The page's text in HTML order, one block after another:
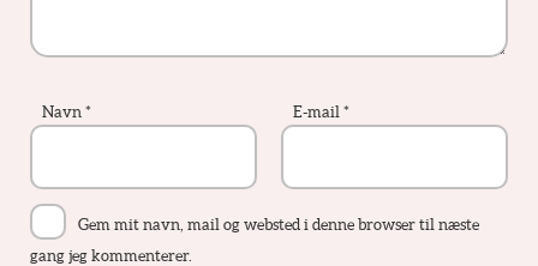
Navn * E-mail *
Gem mit navn, mail og websted i denne browser til næste
gang jeg kommenterer.